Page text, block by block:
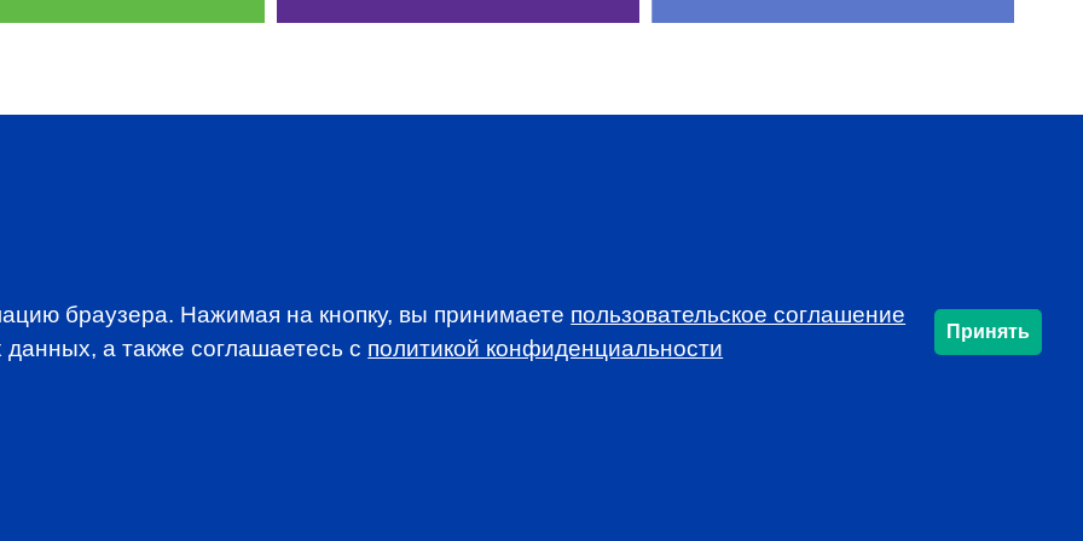
браузера. Нажимая на кнопку, вы принимаете пользовательское соглашение
а также соглашаетесь c политикой конфиденциальности
Принять